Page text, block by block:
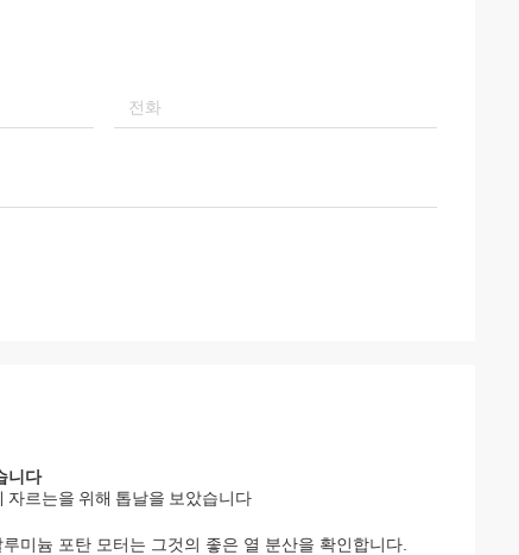
니다
자르는을 위해 톱날을 보았습니다
미늄 포탄 모터는 그것의 좋은 열 분산을 확인합니다.